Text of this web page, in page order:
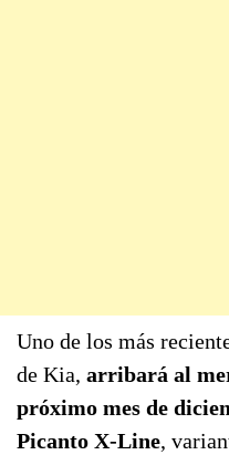
Uno de los más
de Kia, arribará al
próximo mes de
Picanto X-Line,